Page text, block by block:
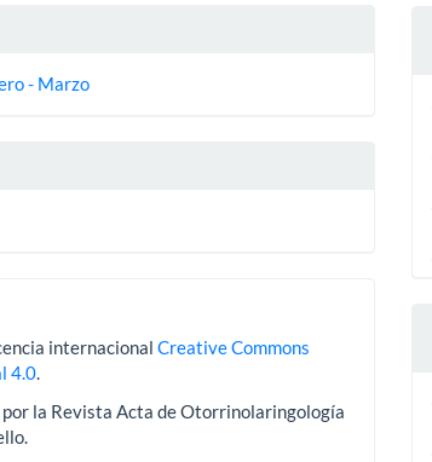
- Marzo
internacionalCreative Commons
4.0.
la Revista Acta de Otorrinolaringología